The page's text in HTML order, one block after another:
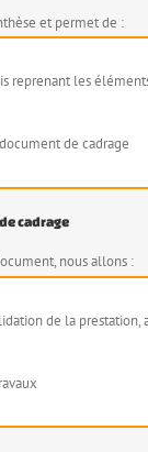
et permet de :
reprenant les
de cadrage
de cadrage
nous allons :
de la prestation,